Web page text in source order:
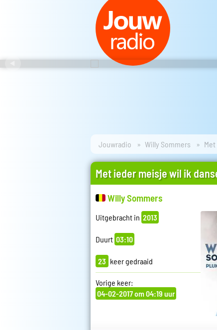
Jouwradio Willy Sommers
Met ieder meisje wil ik
Willy Sommers
Uitgebracht in 2013
Duurt 03:10
23 keer gedraaid
Vorige keer:
04-02-2017 om 04:19 uur